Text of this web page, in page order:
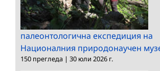
палеонтологична експедиция на
Националния природонаучен
150 прегледа | 30 юли 2026 г.